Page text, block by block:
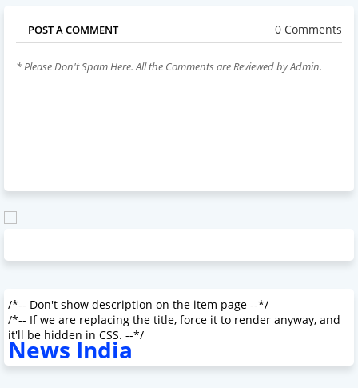
POST A COMMENT 0 Comments
* Please Don't Spam Here. All the Comments are Reviewed by Admin.
/*-- Don't show description on the item page --*/
/*-- If we are replacing the title, force it to render anyway, and
it'll be hidden in CSS. --*/
News India